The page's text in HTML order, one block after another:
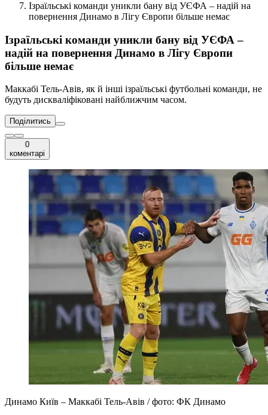
Ізраїльські команди уникли бану від УЄФА – надій на
повернення Динамо в Лігу Європи більше немає
Ізраїльські команди уникли бану від УЄФА –
надій на повернення Динамо в Лігу Європи
більше немає
Маккабі Тель-Авів, як й інші ізраїльські футбольні команди, не
будуть дискваліфіковані найближчим часом.
Поділитись
0
коментарі
Динамо Київ – Маккабі Тель-Авів / фото: ФК Динамо